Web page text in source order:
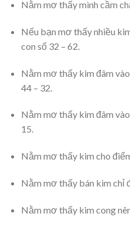
Nằm mơ thấy mình cầm
Nếu bạn mơ thấy nhiều
con số 32 – 62.
Nằm mơ thấy kim đâm
44 – 32.
Nằm mơ thấy kim đâm
15.
Nằm mơ thấy kim cho
Nằm mơ thấy bán kim chỉ
Nằm mơ thấy kim cong